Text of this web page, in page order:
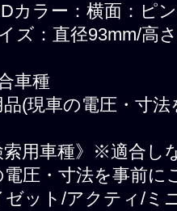
カラー：横面：ピ
ズ：直径93mm/高
車種
品(現車の電圧・寸
索用車種》※適合し
電圧・寸法を事前に
ゼット/アクティ/ミ